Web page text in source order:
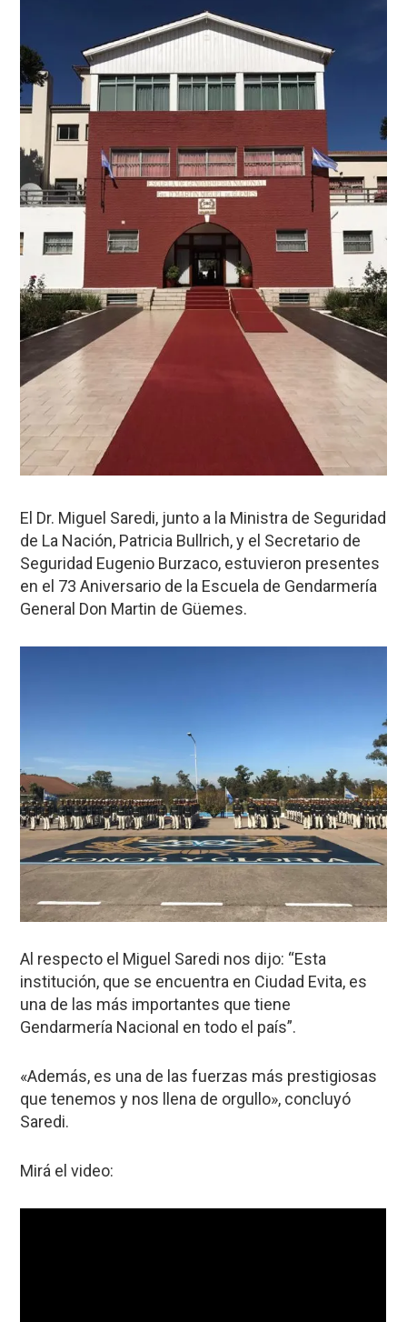
El Dr. Miguel Saredi, junto a la Ministra de Seguridad
de La Nación, Patricia Bullrich, y el Secretario de
Seguridad Eugenio Burzaco, estuvieron presentes
en el 73 Aniversario de la Escuela de Gendarmería
General Don Martin de Güemes.
Al respecto el Miguel Saredi nos dijo: “Esta
institución, que se encuentra en Ciudad Evita, es
una de las más importantes que tiene
Gendarmería Nacional en todo el país”.
«Además, es una de las fuerzas más prestigiosas
que tenemos y nos llena de orgullo», concluyó
Saredi.
Mirá el video: